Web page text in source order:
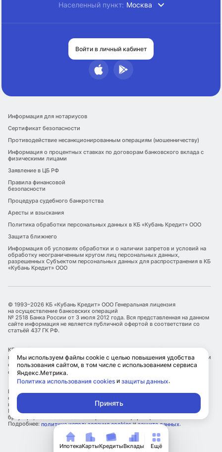
Мы используем файлы cookie с целью повышения удобства
пользования сайтом, в том числе с использованием сервиса
Яндекс.Метрика.
Политика использования cookies и защиты данных.
Принять
Населенный пункт: Москва
Войти в личный кабинет
Информация для нотариусов
Сертификат безопасности
Противодействие несанкционированным операциям (мошенничеству)
Информация о процентных ставках по договорам банковского вклада с
физическими лицами
Заявление в ЦБ РФ
Правила финансовой
безопасности
Процедура судебного банкротства
Аресты и взыскания
Политика обработки персональных данных в КБ «Кубань Кредит» ООО
Защита ближнего
Информация об условиях обработки и о наличии запретов и условий на
обработку неограниченным кругом лиц персональных данных,
разрешенных Субъектом персональных данных для распространения в КБ
«Кубань Кредит» ООО
© 1993–2026 КБ «Кубань Кредит» ООО Генеральная лицензия
на осуществление банковских операций
№ 2518 Банка России от 3 июля 2012 года. Вся представленная на данном
сайте информация не является публичной офертой в соответствии со
статьёй 437 ГК РФ.
КБ «Кубань Кредит» ООО является оператором по обработке
персональных данных. Информация об обработке персональных данных и
сведения о реализуемых требованиях к защите персональных данных
отражены в Политике обработки персональных данных.
КБ «Кубань Кредит» ООО использует файлы cookie с целью улучшения
сервисов и повышения удобства пользования сайтом, в том числе с
использованием метрических сервисов Яндекс.Метрика.
Посетитель самостоятельно может ограничить использование cookie в
браузере, если не согласен с обработкой информации о нем.
Подробнее: политика использования cookiesизащита данных.
ИпотекаКартыКредитыВклады Ещё